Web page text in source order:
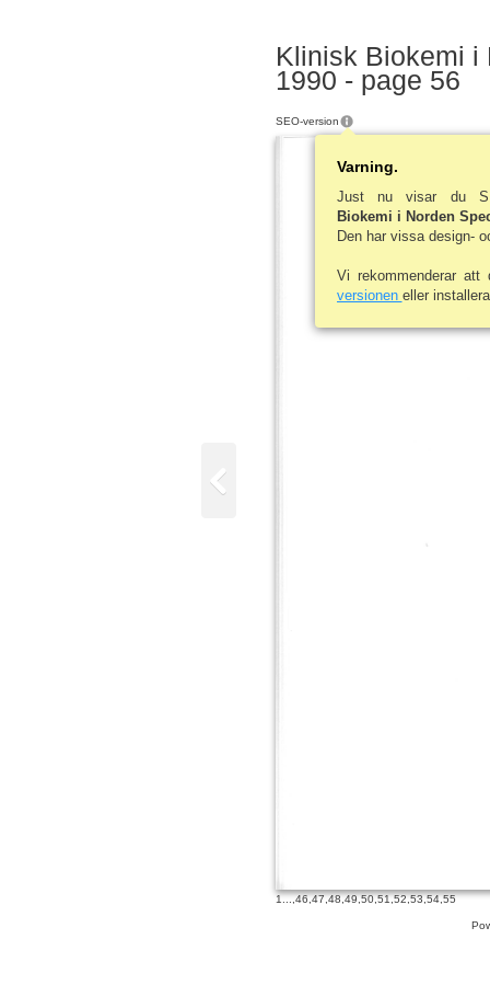
Klinisk Biokemi i
1990 - page 56
SEO-version
Varning.
Just nu visar du
Biokemi i Norden
Den har vissa design-
Vi rekommenderar
versionen eller
1...,46,47,48,49,50,51,52,53,54,55